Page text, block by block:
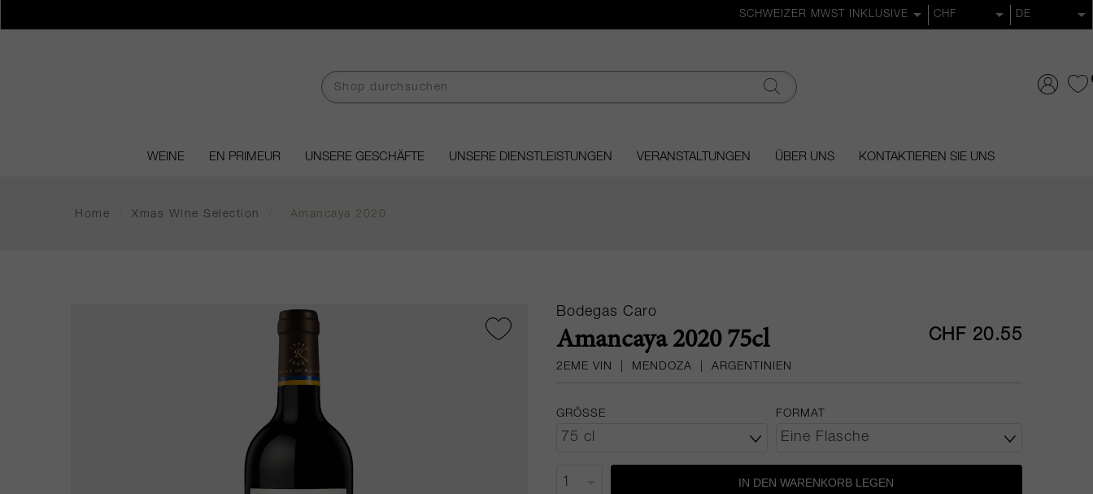
WEINE EN PRIMEUR UNSERE GESCHÄFTE UNSERE DIENSTLEISTUNGEN VERANSTALTUNGEN ÜBER UNS KONTAKTIEREN SIE UNS
Home Xmas Wine Selection Amancaya 2020
Bodegas Caro
Amancaya 2020 75cl
2EME VIN MENDOZA ARGENTINIEN
CHF 20.55
GRÖSSE FORMAT
IN DEN WARENKORB LEGEN